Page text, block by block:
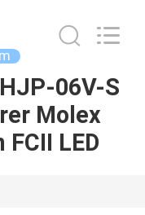
06V-S
Molex
LED